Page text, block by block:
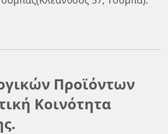
Προϊόντων
Κοινότητα